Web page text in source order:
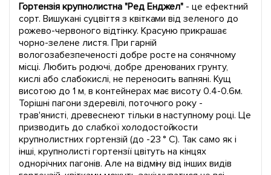
Гортензія крупнолистна "Ред Енджел" - це ефектний
сорт. Вишукані суцвіття з квітками від зеленого до
рожево-червоного відтінку. Красуню прикрашає
чорно-зелене листя. При гарній
вологозабезпеченості добре росте на сонячному
місці. Любить родючі, добре дренованих грунту,
кислі або слабокислі, не переносить вапняні. Кущ
висотою до 1 м, в контейнерах має висоту 0.4-0.6м.
Торішні пагони здеревілі, поточного року -
трав'янисті, древеснеют тільки в наступному році. Це
призводить до слабкої холодостойкости
крупнолистних гортензій (до -23 ° С). Так само як і
інші, крупнолисті гортензії цвітуть на кінцях
однорічних пагонів. Але на відміну від інших видів